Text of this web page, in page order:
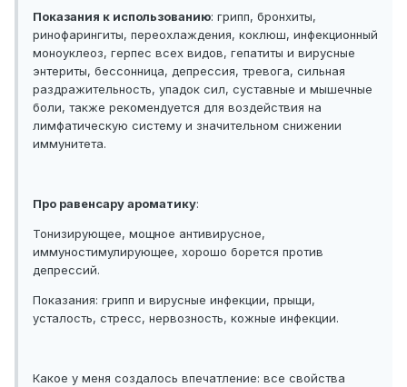
Показания к использованию: грипп, бронхиты,
ринофарингиты, переохлаждения, коклюш, инфекционный
моноуклеоз, герпес всех видов, гепатиты и вирусные
энтериты, бессонница, депрессия, тревога, сильная
раздражительность, упадок сил, суставные и мышечные
боли, также рекомендуется для воздействия на
лимфатическую систему и значительном снижении
иммунитета.
Про равенсару ароматику:
Тонизирующее, мощное антивирусное,
иммуностимулирующее, хорошо борется против
депрессий.
Показания: грипп и вирусные инфекции, прыщи,
усталость, стресс, нервозность, кожные инфекции.
Какое у меня создалось впечатление: все свойства